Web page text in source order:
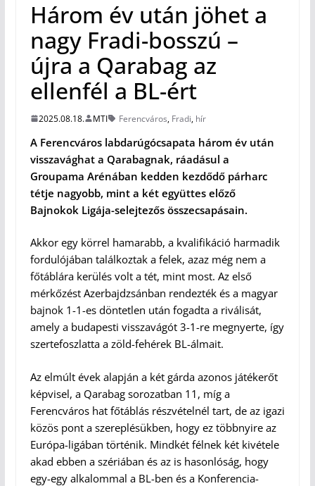
Három év után jöhet a
nagy Fradi-bosszú –
újra a Qarabag az
ellenfél a BL-ért
2025.08.18. MTI Ferencváros, Fradi, hír
A Ferencváros labdarúgócsapata három év után
visszavághat a Qarabagnak, ráadásul a
Groupama Arénában kedden kezdődő párharc
tétje nagyobb, mint a két együttes előző
Bajnokok Ligája-selejtezős összecsapásain.
Akkor egy körrel hamarabb, a kvalifikáció harmadik
fordulójában találkoztak a felek, azaz még nem a
főtáblára kerülés volt a tét, mint most. Az első
mérkőzést Azerbajdzsánban rendezték és a magyar
bajnok 1-1-es döntetlen után fogadta a riválisát,
amely a budapesti visszavágót 3-1-re megnyerte, így
szertefoszlatta a zöld-fehérek BL-álmait.
Az elmúlt évek alapján a két gárda azonos játékerőt
képvisel, a Qarabag sorozatban 11, míg a
Ferencváros hat főtáblás részvételnél tart, de az igazi
közös pont a szereplésükben, hogy ez többnyire az
Európa-ligában történik. Mindkét félnek két kivétele
akad ebben a szériában és az is hasonlóság, hogy
egy-egy alkalommal a BL-ben és a Konferencia-